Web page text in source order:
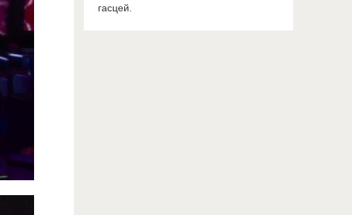
гасцей.